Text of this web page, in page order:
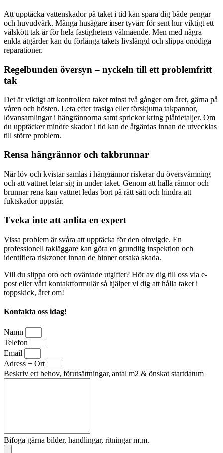
Att upptäcka vattenskador på taket i tid kan spara dig både pengar
och huvudvärk. Många husägare inser tyvärr för sent hur viktigt ett
välskött tak är för hela fastighetens välmående. Men med några
enkla åtgärder kan du förlänga takets livslängd och slippa onödiga
reparationer.
Regelbunden översyn – nyckeln till ett problemfritt
tak
Det är viktigt att kontrollera taket minst två gånger om året, gärna på
våren och hösten. Leta efter trasiga eller förskjutna takpannor,
lövansamlingar i hängrännorna samt sprickor kring plåtdetaljer. Om
du upptäcker mindre skador i tid kan de åtgärdas innan de utvecklas
till större problem.
Rensa hängrännor och takbrunnar
När löv och kvistar samlas i hängrännor riskerar du översvämning
och att vattnet letar sig in under taket. Genom att hålla rännor och
brunnar rena kan vattnet ledas bort på rätt sätt och hindra att
fuktskador uppstår.
Tveka inte att anlita en expert
Vissa problem är svåra att upptäcka för den oinvigde. En
professionell takläggare kan göra en grundlig inspektion och
identifiera riskzoner innan de hinner orsaka skada.
Vill du slippa oro och oväntade utgifter? Hör av dig till oss via e-
post eller vårt kontaktformulär så hjälper vi dig att hålla taket i
toppskick, året om!
Kontakta oss idag!
Namn
Telefon
Email
Adress + Ort
Beskriv ert behov, förutsättningar, antal m2 & önskat startdatum
Bifoga gärna bilder, handlingar, ritningar m.m.